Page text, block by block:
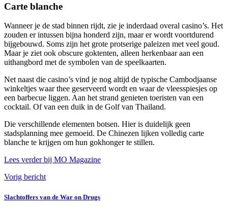
Carte blanche
Wanneer je de stad binnen rijdt, zie je inderdaad overal casino’s. Het
zouden er intussen bijna honderd zijn, maar er wordt voortdurend
bijgebouwd. Soms zijn het grote protserige paleizen met veel goud.
Maar je ziet ook obscure goktenten, alleen herkenbaar aan een
uithangbord met de symbolen van de speelkaarten.
Net naast die casino’s vind je nog altijd de typische Cambodjaanse
winkeltjes waar thee geserveerd wordt en waar de vleesspiesjes op
een barbecue liggen. Aan het strand genieten toeristen van een
cocktail. Of van een duik in de Golf van Thailand.
Die verschillende elementen botsen. Hier is duidelijk geen
stadsplanning mee gemoeid. De Chinezen lijken volledig carte
blanche te krijgen om hun gokhonger te stillen.
Lees verder bij MO Magazine
Vorig bericht
Slachtoffers van de War on Drugs